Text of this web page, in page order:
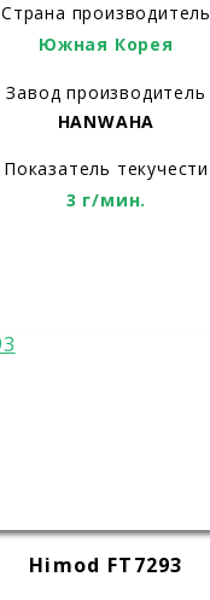
Страна производитель
Южная Корея
Завод производитель
HANWAHA
Показатель текучести
3 г/мин.
Himod FT7293